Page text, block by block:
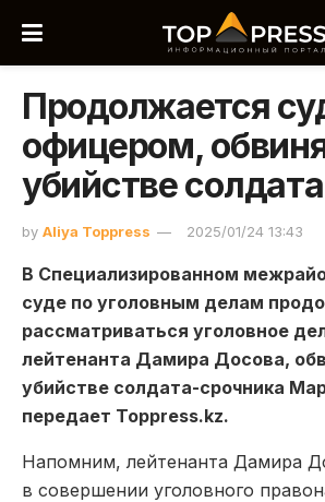
Продолжается
офицером,
убийстве солдата
by Aliya Toppress 2025/01/24 13:43
В Специализированном
суде по уголовным делам
рассматриваться уголовное
лейтенанта Дамира Досова,
убийстве солдата-срочника
передает Toppress.kz.
Напомним, лейтенанта Дамира
в совершении уголовного